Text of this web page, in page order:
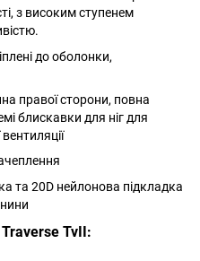
з високим ступенем
до оболонки,
правої сторони, повна
блискавки для ніг для
та 20D нейлонова підкладка
TvII: